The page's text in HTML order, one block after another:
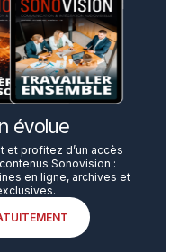
évolue
et profitez d’un accès
Sonovision :
en ligne, archives et